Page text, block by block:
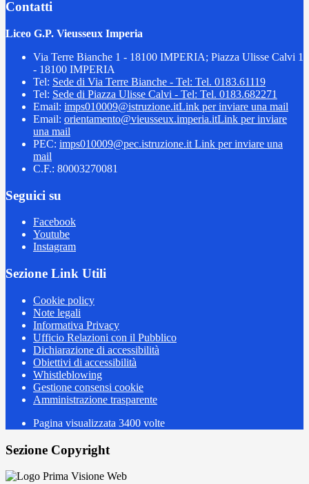
Contatti
Liceo G.P. Vieusseux Imperia
Via Terre Bianche 1 - 18100 IMPERIA; Piazza Ulisse Calvi 1
- 18100 IMPERIA
Tel: Sede di Via Terre Bianche - Tel: Tel. 0183.61119
Tel: Sede di Piazza Ulisse Calvi - Tel: Tel. 0183.682271
Email: imps010009@istruzione.itLink per inviare una mail
Email: orientamento@vieusseux.imperia.itLink per inviare
una mail
PEC: imps010009@pec.istruzione.it Link per inviare una
mail
C.F.: 80003270081
Seguici su
Facebook
Youtube
Instagram
Sezione Link Utili
Cookie policy
Note legali
Informativa Privacy
Ufficio Relazioni con il Pubblico
Dichiarazione di accessibilità
Obiettivi di accessibilità
Whistleblowing
Gestione consensi cookie
Amministrazione trasparente
Pagina visualizzata 3400 volte
Sezione Copyright